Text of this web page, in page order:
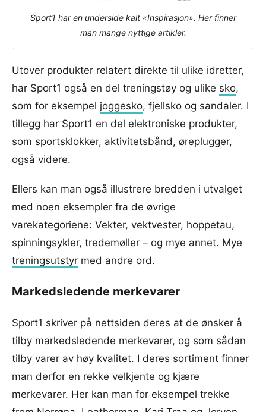
Sport1 har en underside kalt «Inspirasjon». Her finner
man mange nyttige artikler.
Utover produkter relatert direkte til ulike idretter,
har Sport1 også en del treningstøy og ulike sko,
som for eksempel joggesko, fjellsko og sandaler. I
tillegg har Sport1 en del elektroniske produkter,
som sportsklokker, aktivitetsbånd, øreplugger,
også videre.
Ellers kan man også illustrere bredden i utvalget
med noen eksempler fra de øvrige
varekategoriene: Vekter, vektvester, hoppetau,
spinningsykler, tredemøller – og mye annet. Mye
treningsutstyr med andre ord.
Markedsledende merkevarer
Sport1 skriver på nettsiden deres at de ønsker å
tilby markedsledende merkevarer, og som sådan
tilby varer av høy kvalitet. I deres sortiment finner
man derfor en rekke velkjente og kjære
merkevarer. Her kan man for eksempel trekke